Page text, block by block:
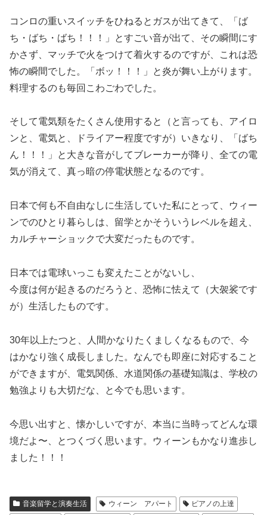
コンロの重いスイッチをひねるとガスが出てきて、「ば
ち・ばち・ばち！！！」とすごい音が出て、その瞬間にす
かさず、マッチで火をつけて着火するのですが、これは恐
怖の瞬間でした。「ボッ！！！」と炎が舞い上がります。
料理するのも毎回こわごわでした。
そして電気類をたくさん使用すると（と言っても、アイロ
ンと、電気と、ドライアー程度ですが）いきなり、「ばち
ん！！！」と大きな音がしてブレーカーが降り、全ての電
気が消えて、真っ暗の停電状態となるのです。
日本で何も不自由なしに生活していた私にとって、ウィー
ンでのひとり暮らしは、留学とかそういうレベルを超え、
カルチャーショックで大変だったものです。
日本では電球いっこも変えたことがないし、
今度は何が起きるのだろうと、恐怖に怯えて（大袈裟です
が）生活したものです。
30年以上たつと、人間かなりたくましくなるもので、今
はかなり強く成長しました。なんでも即座に対応すること
ができますが、電気関係、水道関係の基礎知識は、学校の
勉強よりも大切だな、と今でも思います。
今思い出すと、懐かしいですが、本当に当時ってどんな環
境だよ〜、とつくづく思います。ウィーンもかなり進歩し
ました！！！
音楽留学と演奏生活 ウィーン アパート
ピアノの上達